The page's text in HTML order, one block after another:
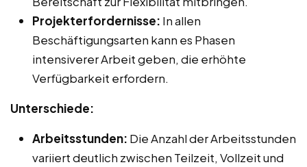
Projekterfordernisse: In allen
Beschäftigungsarten kann es Phasen
intensiverer Arbeit geben, die erhöhte
Verfügbarkeit erfordern.
Unterschiede:
Arbeitsstunden: Die Anzahl der Arbeitsstunden
variiert deutlich zwischen Teilzeit, Vollzeit und